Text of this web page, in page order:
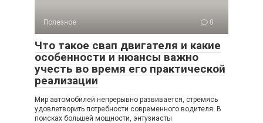
Полезное 0
Что такое свап двигателя и какие
особенности и нюансы важно
учесть во время его практической
реализации
Мир автомобилей непрерывно развивается, стремясь
удовлетворить потребности современного водителя. В
поисках большей мощности, энтузиасты